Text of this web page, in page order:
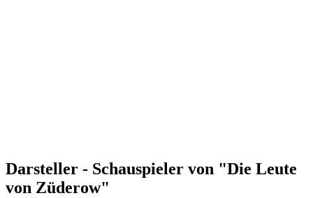
Darsteller - Schauspieler von "Die Leute
von Züderow"